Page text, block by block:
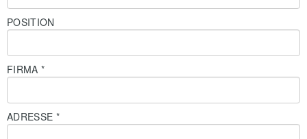
POSITION
FIRMA*
ADRESSE *